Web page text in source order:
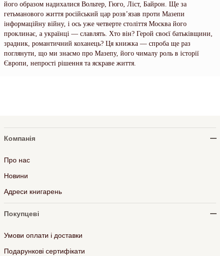
його образом надихалися Вольтер, Гюго, Ліст, Байрон. Ще за
гетьманового життя російський цар розв’язав проти Мазепи
інформаційну війну, і ось уже четверте століття Москва його
проклинає, а українці — славлять. Хто він? Герой своєї батьківщини,
зрадник, романтичний коханець? Ця книжка — спроба ще раз
поглянути, що ми знаємо про Мазепу, його чималу роль в історії
Європи, непрості рішення та яскраве життя.
Компанія
Про нас
Новини
Адреси книгарень
Покупцеві
Умови оплати і доставки
Подарункові сертифікати